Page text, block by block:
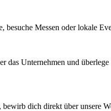
Messen oder lokale
Unternehmen und
dich direkt über unsere